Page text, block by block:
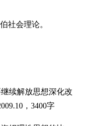
社会理论。
续解放思想深化改
，3400字